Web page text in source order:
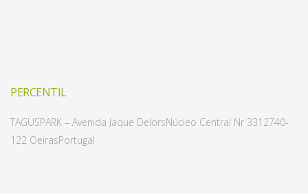
PERCENTIL
TAGUSPARK – Avenida Jaque DelorsNúcleo Central Nr 331 2740-
122 OeirasPortugal